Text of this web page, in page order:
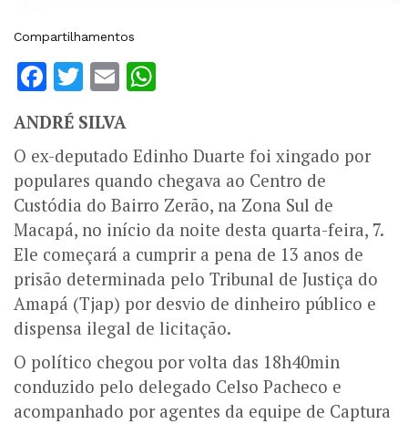
Compartilhamentos
Facebook
Twitter
Email
ANDRÉ SILVA
O ex-deputado Edinho Duarte foi xingado por
populares quando chegava ao Centro de
Custódia do Bairro Zerão, na Zona Sul de
Macapá, no início da noite desta quarta-feira, 7.
Ele começará a cumprir a pena de 13 anos de
prisão determinada pelo Tribunal de Justiça do
Amapá (Tjap) por desvio de dinheiro público e
dispensa ilegal de licitação.
O político chegou por volta das 18h40min
conduzido pelo delegado Celso Pacheco e
acompanhado por agentes da equipe de Captura